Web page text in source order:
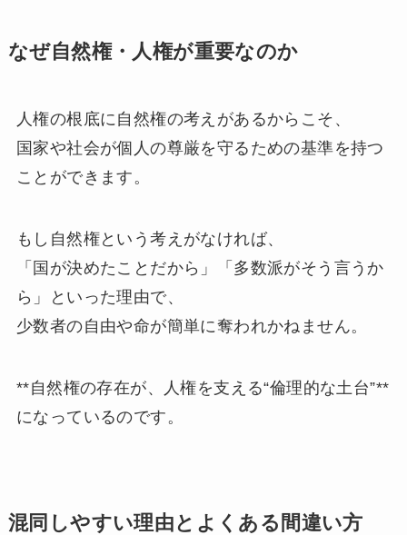
なぜ自然権・人権が重要なのか
人権の根底に自然権の考えがあるからこそ、
国家や社会が個人の尊厳を守るための基準を持つ
ことができます。
もし自然権という考えがなければ、
「国が決めたことだから」「多数派がそう言うか
ら」といった理由で、
少数者の自由や命が簡単に奪われかねません。
**自然権の存在が、人権を支える“倫理的な土台”**
になっているのです。
混同しやすい理由とよくある間違い方